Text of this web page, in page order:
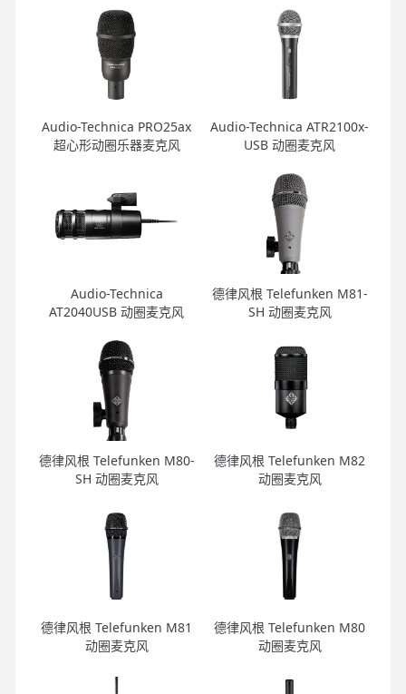
Audio-Technica PRO25ax
超心形动圈乐器麦克风
Audio-Technica ATR2100x-
USB 动圈麦克风
Audio-Technica
AT2040USB 动圈麦克风
德律风根 Telefunken M81-
SH 动圈麦克风
德律风根 Telefunken M80-
SH 动圈麦克风
德律风根 Telefunken M82
动圈麦克风
德律风根 Telefunken M81
动圈麦克风
德律风根 Telefunken M80
动圈麦克风